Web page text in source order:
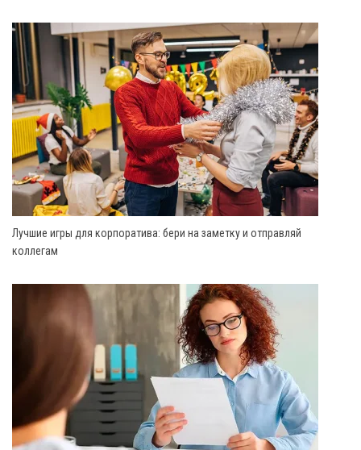
Лучшие игры для корпоратива: бери на заметку и отправляй
коллегам